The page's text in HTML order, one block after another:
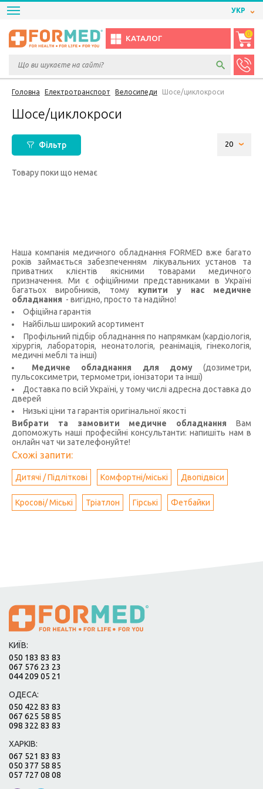
УКР
КАТАЛОГ
0
Головна Електротранспорт Велосипеди Шосе/циклокроси
Шосе/циклокроси
Фільтр
Товару поки що немає
Наша компанія медичного обладнання FORMED вже багато
років займається забезпеченням лікувальних установ та
приватних клієнтів якісними товарами медичного
призначення. Ми є офіційними представниками в Україні
багатьох виробників, тому купити у нас медичне
обладнання - вигідно, просто та надійно!
Офіційна гарантія
Найбільш широкий асортимент
Профільний підбір обладнання по напрямкам (кардіологія,
хірургія, лабораторія, неонатологія, реанімація, гінекологія,
медичні меблі та інші)
Медичне обладнання для дому(дозиметри,
пульсоксиметри, термометри, іонізатори та інші)
Доставка по всій Україні, у тому числі адресна доставка до
дверей
Низькі ціни та гарантія оригінальної якості
Вибрати та замовити медичне обладнання Вам
допоможуть наші професійні консультанти: напишіть нам в
онлайн чат чи зателефонуйте!
Схожі запити:
Дитячі / Підліткові Комфортні/міські Двопідвіси
Кросові/ Міські Тріатлон Гірські Фетбайки
КИЇВ:
050 183 83 83
067 576 23 23
044 209 05 21
ОДЕСА:
050 422 83 83
067 625 58 85
098 322 83 83
ХАРКІВ:
067 521 83 83
050 377 58 85
057 727 08 08